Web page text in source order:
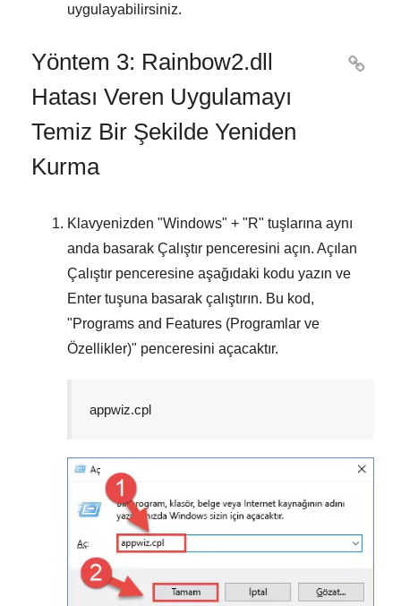
uygulayabilirsiniz.
Yöntem 3: Rainbow2.dll
Hatası Veren Uygulamayı
Temiz Bir Şekilde Yeniden
Kurma

Klavyenizden "Windows" + "R" tuşlarına aynı
anda basarak Çalıştır penceresini açın. Açılan
Çalıştır penceresine aşağıdaki kodu yazın ve
Enter tuşuna basarak çalıştırın. Bu kod,
"Programs and Features (Programlar ve
Özellikler)" penceresini açacaktır.
appwiz.cpl